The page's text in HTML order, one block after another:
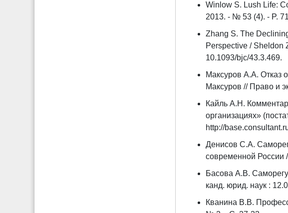
Winlow S. Lush Life:
2013. - № 53 (4). - P.
Zhang S. The
Perspective / Sheldon
10.1093/bjc/43.3.469.
Максуров А.А. Отказ
Максуров // Право и
Кайль А.Н.
организациях»
http://
Денисов С.А.
современной России
Басова А.В.
канд. юрид. наук :
Кванина В.В.